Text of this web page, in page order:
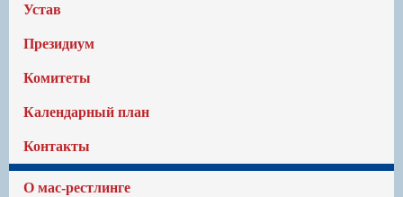
Устав
Президиум
Комитеты
Календарный план
Контакты
О мас-рестлинге